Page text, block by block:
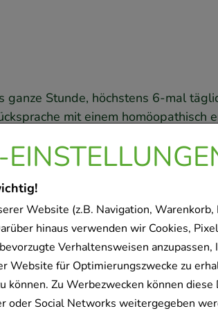
Website (z.B. Navigation, Warenkorb,
hinaus verwenden wir Cookies,
Verhaltensweisen anzupassen,
Website für Optimierungszwecke zu
Zu Werbezwecken können diese
oder Social Networks weitergegeben
Stunde, höchstens 6-mal
mit einem homöopathisch
3-mal täglich je 1 Tablette
reduzieren. Da es sich empfiehlt
haben,